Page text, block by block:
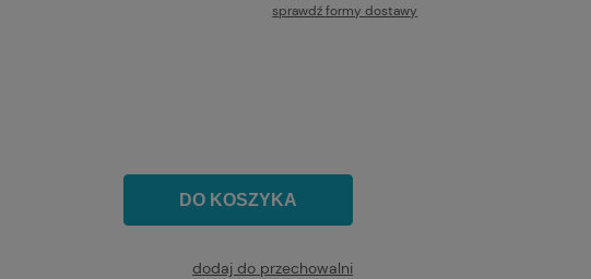
sprawdź formy dostawy
DO KOSZYKA
dodaj do przechowalni